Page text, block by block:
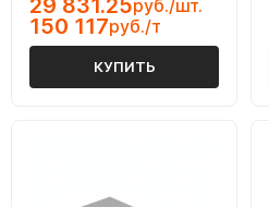
29 831.25руб./шт.
150 117руб./т
КУПИТЬ